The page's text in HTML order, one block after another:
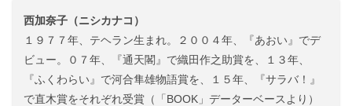
西加奈子（ニシカナコ）
１９７７年、テヘラン生まれ。２００４年、『あおい』でデ
ビュー。０７年、『通天閣』で織田作之助賞を、１３年、
『ふくわらい』で河合隼雄物語賞を、１５年、『サラバ！』
で直木賞をそれぞれ受賞（「BOOK」データーベースより）